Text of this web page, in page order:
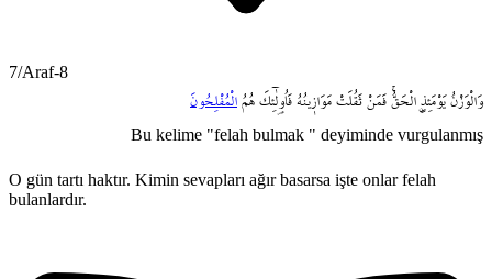
7/Araf-8
وَالْوَزْنُ يَوْمَئِذٍۨ الْحَقُّۚ فَمَنْ ثَقُلَتْ مَوَاز۪ينُهُ فَاُو۬لٰٓئِكَ هُمُ الْمُفْلِحُونَ
Bu kelime "felah bulmak " deyiminde vurgulanmış
O gün tartı haktır. Kimin sevapları ağır basarsa işte onlar felah
bulanlardır.